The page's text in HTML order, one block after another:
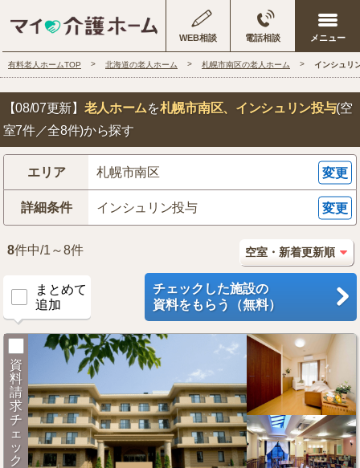
WEB相談 電話相談
有料老人ホームTOP 北海道の老人ホーム 札幌市南区の老人ホーム インシュリ
【08/07更新】 老人ホームを札幌市南区、インシュリン投与(空
室7件／全8件)から探す
エリア 札幌市南区 変更
詳細条件 インシュリン投与 変更
8件中/1～8件
まとめて
追加
チェックした施設の
資料をもらう（無料）
資
料
請
求
チ
ェ
ッ
ク